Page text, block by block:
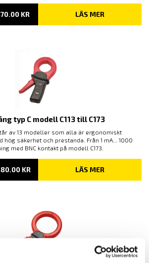
KRPRISINTERVALL:
TILL
LÄS MER
typ C modell C113 till C173
av 13 modeller som alla är ergonomiskt
hög säkerhet och prestanda. Från 1 mA... 1000
med BNC kontakt på modell C173.
KRPRISINTERVALL:
TILL
LÄS MER